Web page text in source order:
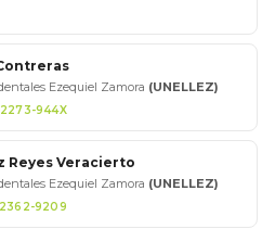
Ezequiel Zamora (UNELLEZ)
944X
Reyes Veracierto
Ezequiel Zamora (UNELLEZ)
9209